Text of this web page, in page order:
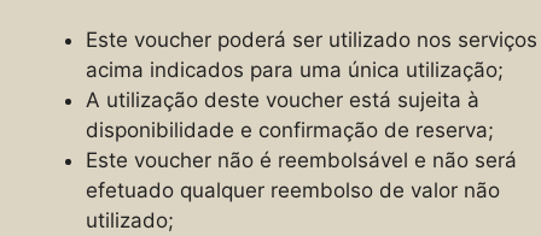
Este voucher poderá ser utilizado nos serviços
acima indicados para uma única utilização;
A utilização deste voucher está sujeita à
disponibilidade e confirmação de reserva;
Este voucher não é reembolsável e não será
efetuado qualquer reembolso de valor não
utilizado;